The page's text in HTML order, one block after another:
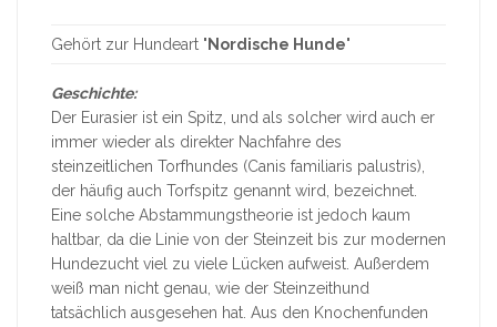
Gehört zur Hundeart " Nordische Hunde"
Geschichte:
Der Eurasier ist ein Spitz, und als solcher wird auch er
immer wieder als direkter Nachfahre des
steinzeitlichen Torfhundes (Canis familiaris palustris),
der häufig auch Torfspitz genannt wird, bezeichnet.
Eine solche Abstammungstheorie ist jedoch kaum
haltbar, da die Linie von der Steinzeit bis zur modernen
Hundezucht viel zu viele Lücken aufweist. Außerdem
weiß man nicht genau, wie der Steinzeithund
tatsächlich ausgesehen hat. Aus den Knochenfunden